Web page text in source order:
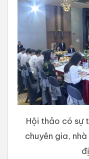
Hội thảo có sự
chuyên gia,